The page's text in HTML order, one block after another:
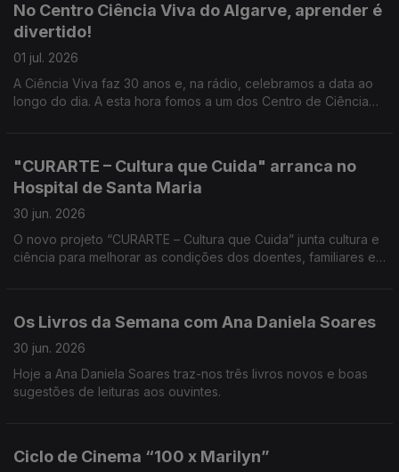
No Centro Ciência Viva do Algarve, aprender é
divertido!
01 jul. 2026
A Ciência Viva faz 30 anos e, na rádio, celebramos a data ao
longo do dia. A esta hora fomos a um dos Centro de Ciência
"CURARTE – Cultura que Cuida" arranca no
Hospital de Santa Maria
30 jun. 2026
O novo projeto “CURARTE – Cultura que Cuida” junta cultura e
ciência para melhorar as condições dos doentes, familiares e
Os Livros da Semana com Ana Daniela Soares
30 jun. 2026
Hoje a Ana Daniela Soares traz-nos três livros novos e boas
sugestões de leituras aos ouvintes.
Ciclo de Cinema “100 x Marilyn”